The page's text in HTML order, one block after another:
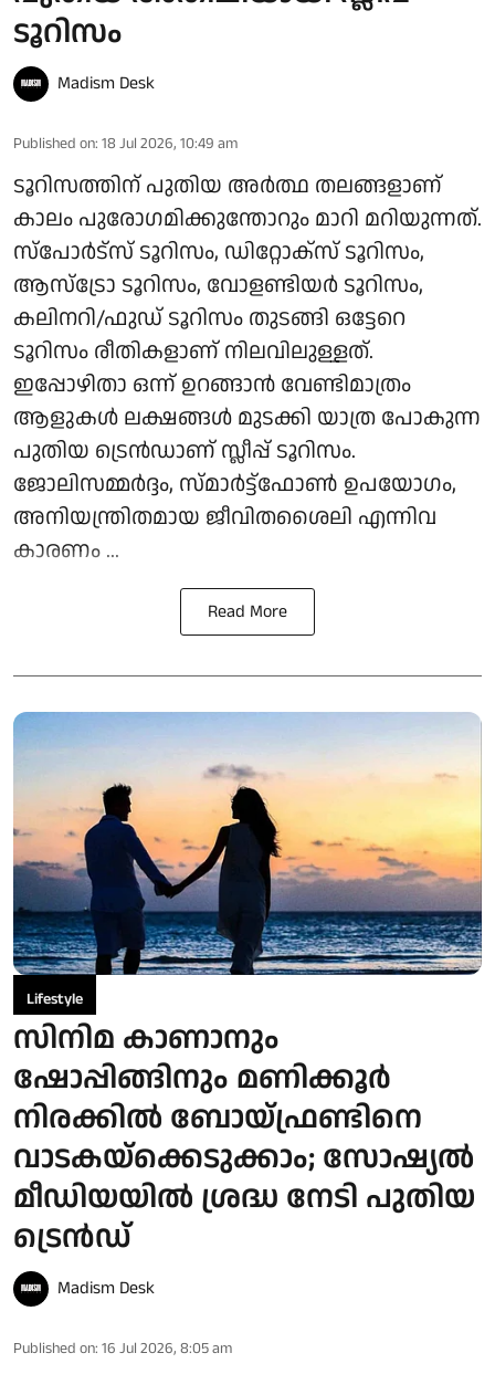
ടൂറിസം
Madism Desk
Published on: 18 Jul 2026, 10:49 am
ടൂറിസത്തിന് പുതിയ അർത്ഥ തലങ്ങളാണ്
കാലം പുരോ​ഗമിക്കുന്തോറും മാറി മറിയുന്നത്.
സ്പോർട്സ് ടൂറിസം, ഡിറ്റോക്സ് ടൂറിസം,
ആസ്ട്രോ ടൂറിസം, വോളണ്ടിയർ ടൂറിസം,
കലിനറി/ഫുഡ് ടൂറിസം തുടങ്ങി ഒട്ടേറെ
ടൂറിസം രീതികളാണ് നിലവിലുള്ളത്.
ഇപ്പോഴിതാ ഒന്ന് ഉറങ്ങാൻ വേണ്ടിമാത്രം
ആളുകൾ ലക്ഷങ്ങൾ മുടക്കി യാത്ര പോകുന്ന
പുതിയ ട്രെൻഡാണ് സ്ലീപ്പ് ടൂറിസം.
ജോലിസമ്മർദ്ദം, സ്മാർട്ട്ഫോൺ ഉപയോഗം,
അനിയന്ത്രിതമായ ജീവിതശൈലി എന്നിവ
കാരണം ...
Read More
Lifestyle
സിനിമ കാണാനും
ഷോപ്പിങ്ങിനും മണിക്കൂര്‍
നിരക്കില്‍ ബോയ്ഫ്രണ്ടിനെ
വാടകയ്‌ക്കെടുക്കാം; സോഷ്യല്‍
മീഡിയയില്‍ ശ്രദ്ധ നേടി പുതിയ
ട്രെൻഡ്
Madism Desk
Published on: 16 Jul 2026, 8:05 am